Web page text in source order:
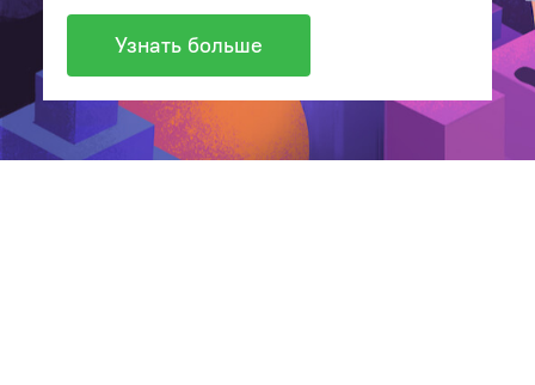
Узнать больше